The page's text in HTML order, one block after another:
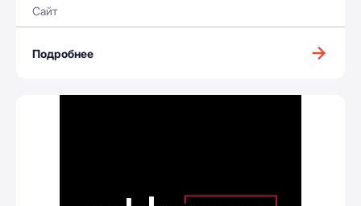
Сайт
Подробнее